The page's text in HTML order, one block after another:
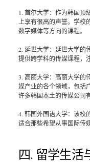
1. 首尔大学：作为韩国顶
上享有很高的声誉。学校
数字媒体等方向的课程。
2. 延世大学：延世大学的
提供跨学科的传媒课程，
3. 高丽大学：高丽大学的
媒产业的各个领域，包括
许多韩国本土的传媒公司
4. 韩国外国语大学：该校
适合那些希望从事国际传
四. 留学生活